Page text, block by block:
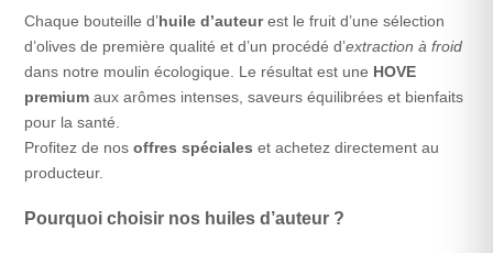
Chaque bouteille d’huile d’auteurest le fruit d’une sélection
d’olives de première qualité et d’un procédé d’extraction à froid
dans notre moulin écologique. Le résultat est une HOVE
premium aux arômes intenses, saveurs équilibrées et bienfaits
pour la santé.
Profitez de nos offres spéciales et achetez directement au
producteur.
Pourquoi choisir nos huiles d’auteur ?